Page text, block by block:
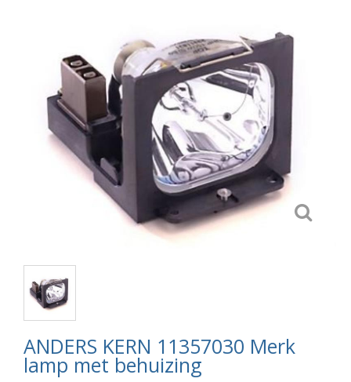
ANDERS KERN 11357030 Merk
lamp met behuizing